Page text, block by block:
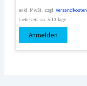
exkl. MwSt. zzgl.Versandkosten
Lieferzeit:ca. 5-10 Tage
Anmelden